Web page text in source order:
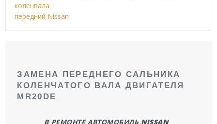
коленвала
передний Nissan
ЗАМЕНА ПЕРЕДНЕГО САЛЬНИКА
КОЛЕНЧАТОГО ВАЛА ДВИГАТЕЛЯ
MR20DE
В РЕМОНТЕ АВТОМОБИЛЬ NISSAN